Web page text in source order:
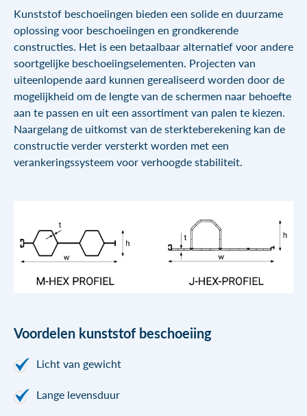
Kunststof beschoeiingen bieden een solide en duurzame
oplossing voor beschoeiingen en grondkerende
constructies. Het is een betaalbaar alternatief voor andere
soortgelijke beschoeiingselementen. Projecten van
uiteenlopende aard kunnen gerealiseerd worden door de
mogelijkheid om de lengte van de schermen naar behoefte
aan te passen en uit een assortiment van palen te kiezen.
Naargelang de uitkomst van de sterkteberekening kan de
constructie verder versterkt worden met een
verankeringssysteem voor verhoogde stabiliteit.
Voordelen kunststof beschoeiing
Licht van gewicht
Lange levensduur